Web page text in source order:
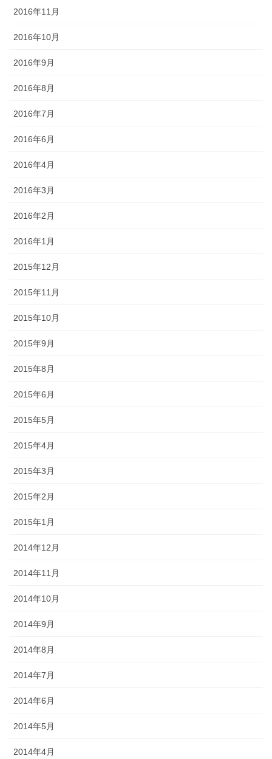
2016年11月
2016年10月
2016年9月
2016年8月
2016年7月
2016年6月
2016年4月
2016年3月
2016年2月
2016年1月
2015年12月
2015年11月
2015年10月
2015年9月
2015年8月
2015年6月
2015年5月
2015年4月
2015年3月
2015年2月
2015年1月
2014年12月
2014年11月
2014年10月
2014年9月
2014年8月
2014年7月
2014年6月
2014年5月
2014年4月